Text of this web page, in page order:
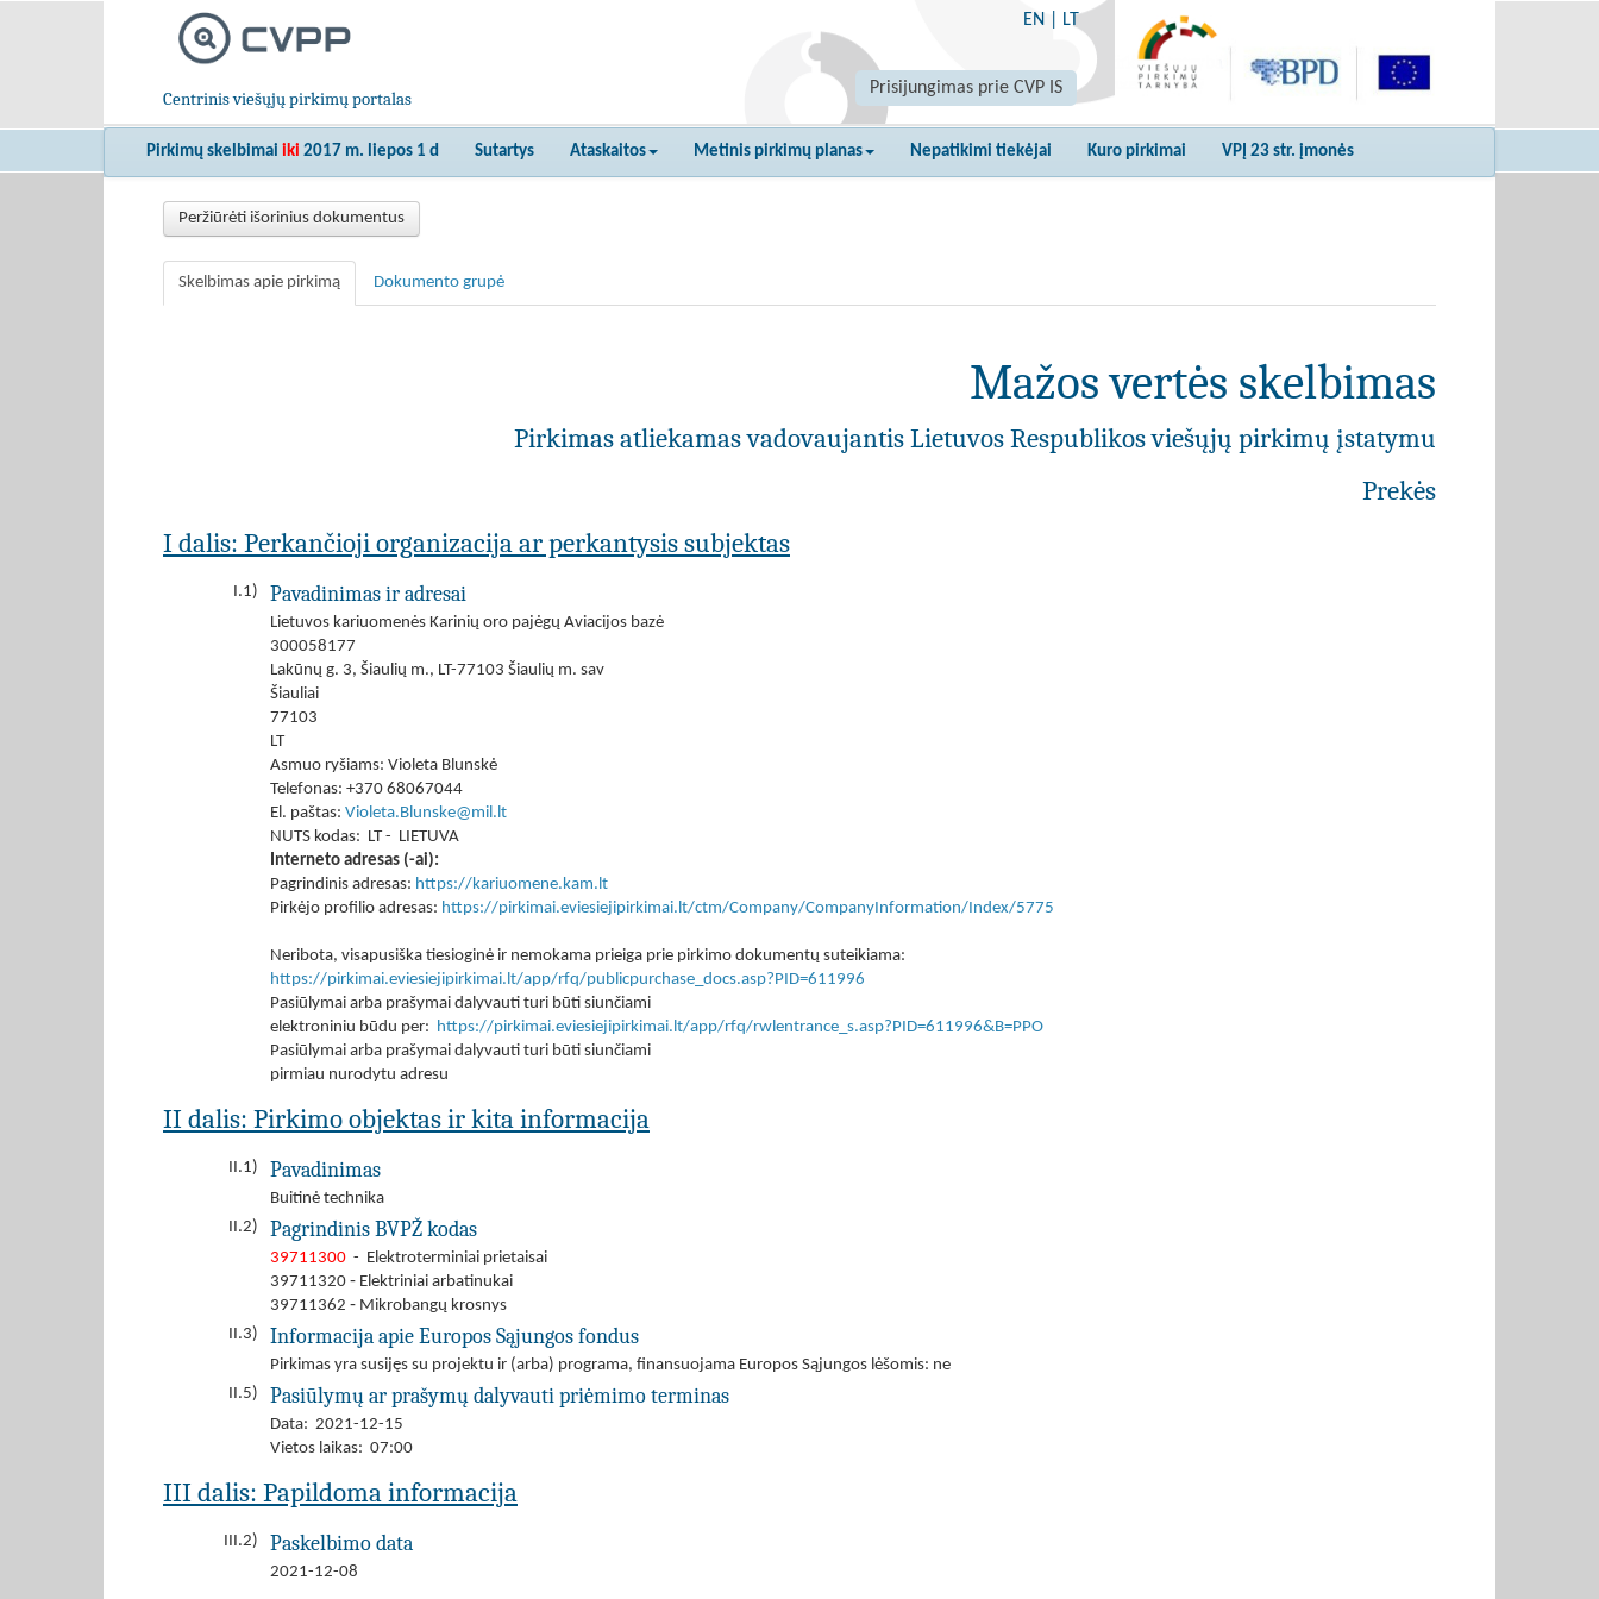
Centrinis viešųjų pirkimų portalas
EN LT
Prisijungimas prie CVP IS
Pirkimų skelbimai iki 2017 m. liepos 1 d Sutartys Ataskaitos Metinis pirkimų planas Nepatikimi tiekėjai Kuro pirkimai VPĮ 23 str. įmonės
Peržiūrėti išorinius dokumentus
Skelbimas apie pirkimą Dokumento grupė
Mažos vertės skelbimas
Pirkimas atliekamas vadovaujantis Lietuvos Respublikos viešųjų pirkimų įstatymu
Prekės
I dalis: Perkančioji organizacija ar perkantysis subjektas
I.1) Pavadinimas ir adresai
Lietuvos kariuomenės Karinių oro pajėgų Aviacijos bazė
300058177
Lakūnų g. 3, Šiaulių m., LT-77103 Šiaulių m. sav
Šiauliai
77103
LT
Asmuo ryšiams: Violeta Blunskė
Telefonas: +370 68067044
El. paštas: Violeta.Blunske@mil.lt
NUTS kodas: LT - LIETUVA
Interneto adresas (-ai):
Pagrindinis adresas: https://kariuomene.kam.lt
Pirkėjo profilio adresas: https://pirkimai.eviesiejipirkimai.lt/ctm/Company/CompanyInformation/Index/5775
Neribota, visapusiška tiesioginė ir nemokama prieiga prie pirkimo dokumentų suteikiama:
https://pirkimai.eviesiejipirkimai.lt/app/rfq/publicpurchase_docs.asp?PID=611996
Pasiūlymai arba prašymai dalyvauti turi būti siunčiami
elektroniniu būdu per: https://pirkimai.eviesiejipirkimai.lt/app/rfq/rwlentrance_s.asp?PID=611996&B=PPO
Pasiūlymai arba prašymai dalyvauti turi būti siunčiami
pirmiau nurodytu adresu
II dalis: Pirkimo objektas ir kita informacija
II.1) Pavadinimas
Buitinė technika
II.2)
Pagrindinis BVPŽ kodas
39711300 - Elektroterminiai prietaisai
39711320 ‐ Elektriniai arbatinukai
39711362 ‐ Mikrobangų krosnys
II.3)
Informacija apie Europos Sąjungos fondus
Pirkimas yra susijęs su projektu ir (arba) programa, finansuojama Europos Sąjungos lėšomis: ne
II.5)
Pasiūlymų ar prašymų dalyvauti priėmimo terminas
Data: 2021-12-15
Vietos laikas: 07:00
III dalis: Papildoma informacija
III.2) Paskelbimo data
2021-12-08